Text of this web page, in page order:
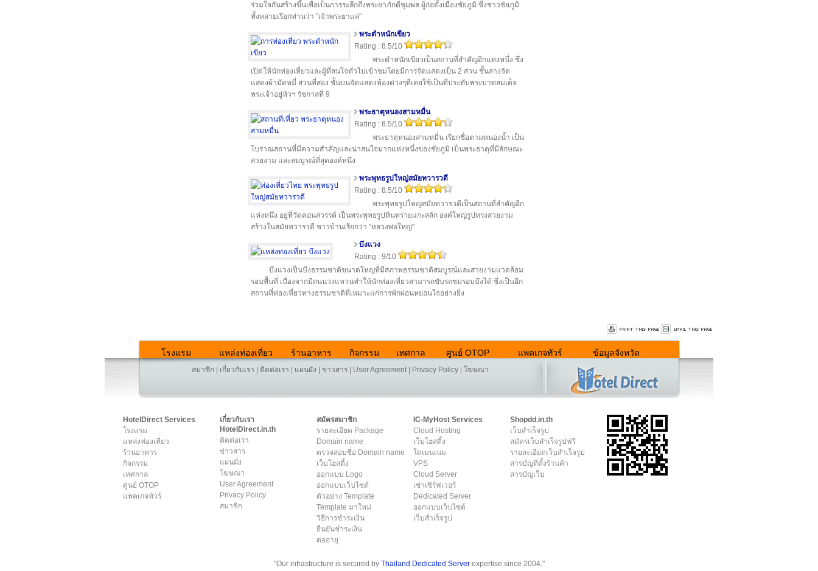
ร่วมใจกันสร้างขึ้นเพื่อเป็นการระลึกถึงพระยาภักดีชุมพล ผู้ก่อตั้งเมืองชัยภูมิ ซึ่งชาวชัยภูมิ
ทั้งหลายเรียกท่านว่า "เจ้าพระยาแล"
พระตำหนักเขียว
Rating : 8.5/10
พระตำหนักเขียวเป็นสถานที่สำคัญอีกแห่งหนึ่ง ซึ่ง
เปิดให้นักท่องเที่ยวและผู้ที่สนใจทั่วไปเข้าชมโดยมีการจัดแสดงเป็น 2 ส่วน ชั้นล่างจัด
แสดงผ้ามัดหมี่ ส่วนที่สอง ชั้นบนจัดแสดงห้องต่างๆที่เคยใช้เป็นที่ประทับพระบาทสมเด็จ
พระเจ้าอยู่หัวฯ รัชกาลที่ 9
พระธาตุหนองสามหมื่น
Rating : 8.5/10
พระธาตุหนองสามหมื่น เรียกชื่อตามหนองน้ำ เป็น
โบราณสถานที่มีความสำคัญและน่าสนใจมากแห่งหนึ่งของชัยภูมิ เป็นพระธาตุที่มีลักษณะ
สวยงาม และสมบูรณ์ที่สุดองค์หนึ่ง
พระพุทธรูปใหญ่สมัยทวารวดี
Rating : 8.5/10
พระพุทธรูปใหญ่สมัยทวารวดีเป็นสถานที่สำคัญอีก
แห่งหนึ่ง อยู่ที่วัดคอนสวรรค์ เป็นพระพุทธรูปหินทรายแกะสลัก องค์ใหญ่รูปทรงสวยงาม
สร้างในสมัยทวารวดี ชาวบ้านเรียกว่า "หลวงพ่อใหญ่"
บึงแวง
Rating : 9/10
บึงแวงเป็นบึงธรรมชาติขนาดใหญ่ที่มีสภาพธรรมชาติสมบูรณ์และสวยงามแวดล้อม
รอบพื้นที่ เนื่องจากมีถนนวงแหวนทำให้นักท่องเที่ยวสามารถขับรถชมรอบบึงได้ ซึ่งเป็นอีก
สถานที่ท่องเที่ยวทางธรรมชาติที่เหมาะแก่การพักผ่อนหย่อนใจอย่างยิ่ง
โรงแรม แหล่งท่องเที่ยว ร้านอาหาร กิจกรรม เทศกาล ศูนย์ OTOP แพคเกจทัวร์ ข้อมูลจังหวัด
สมาชิก เกี่ยวกับเรา ติดต่อเรา แผนผัง ข่าวสาร User Agreement| Privacy Policy โฆษณา
HotelDirect Services
โรงแรม
แหล่งท่องเที่ยว
ร้านอาหาร
กิจกรรม
เทศกาล
ศูนย์ OTOP
แพคเกจทัวร์
เกี่ยวกับเรา
HotelDirect.in.th
ติดต่อเรา
ข่าวสาร
แผนผัง
โฆษณา
User Agreement
Privacy Policy
สมาชิก
สมัครสมาชิก
รายละเอียด Package
Domain name
ตรวจสอบชื่อ Domain name
เว็บโฮสติ้ง
ออกแบบ Logo
ออกแบบเว็บไซต์
ตัวอย่าง Template
Template มาใหม่
วิธีการชำระเงิน
ยืนยันชำระเงิน
ต่ออายุ
IC-MyHost Services
Cloud Hosting
เว็บโฮสติ้ง
โดเมนเนม
VPS
Cloud Server
เช่าเซิร์ฟเวอร์
Dedicated Server
ออกแบบเว็บไซต์
เว็บสำเร็จรูป
Shopdd.in.th
เว็บสำเร็จรูป
สมัครเว็บสำเร็จรูปฟรี
รายละเอียดเว็บสำเร็จรูป
สารบัญที่ตั้งร้านค้า
สารบัญเว็บ
"Our infrastructure is secured by Thailand Dedicated Serverexpertise since 2004."